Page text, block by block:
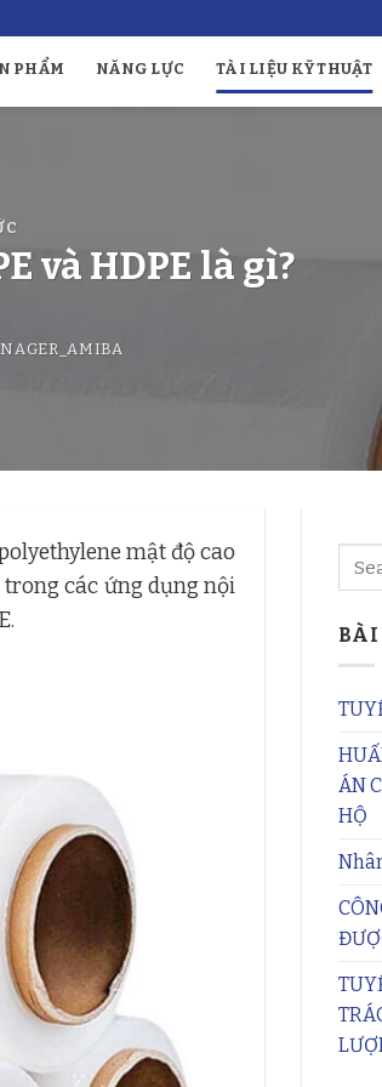
PHẨM NĂNG LỰC TÀI LIỆU KỸ THUẬT
và HDPE là gì?
mật độ cao
trong các ứng dụng nội
BÀI
ÁN
HỘ